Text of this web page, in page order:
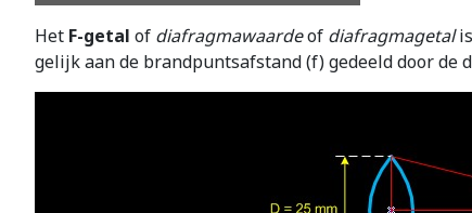
Het F-getal of diafragmawaardeof diafragmagetal
gelijk aan de brandpuntsafstand (f) gedeeld door de